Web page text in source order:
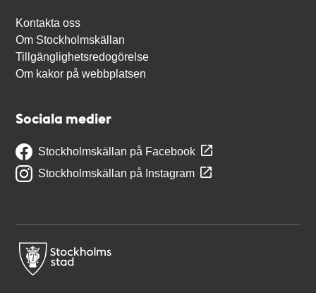
Kontakta oss
Om Stockholmskällan
Tillgänglighetsredogörelse
Om kakor på webbplatsen
Sociala medier
Stockholmskällan på Facebook
Stockholmskällan på Instagram